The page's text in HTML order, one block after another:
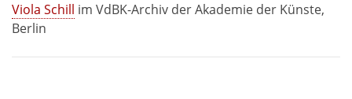
Viola Schill im VdBK-Archiv der Akademie der Künste,
Berlin